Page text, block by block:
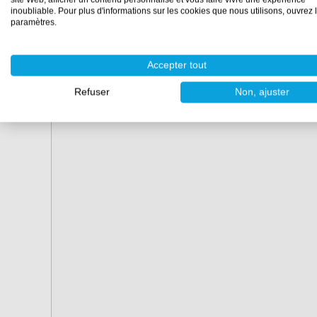
inoubliable. Pour plus d'informations sur les cookies que nous utilisons, ouvrez
paramètres.
Accepter tout
Refuser Non, ajuster